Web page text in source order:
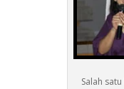
Salah